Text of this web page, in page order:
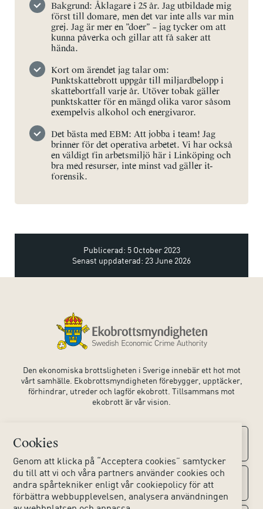
Cookies
Genom att klicka på “Acceptera cookies” samtycker
du till att vi och våra partners använder cookies och
andra spårtekniker enligt vår cookiepolicy för att
förbättra webbupplevelsen, analysera användningen
Bakgrund: Åklagare i 25 år. Jag utbildade mig
först till domare, men det var inte alls var min
grej. Jag är mer en ”doer” – jag tycker om att
kunna påverka och gillar att få saker att
hända.
Kort om ärendet jag talar om:
Punktskattebrott uppgår till miljardbelopp i
skattebortfall varje år. Utöver tobak gäller
punktskatter för en mängd olika varor såsom
exempelvis alkohol och energivaror.
Det bästa med EBM: Att jobba i team! Jag
brinner för det operativa arbetet. Vi har också
en väldigt fin arbetsmiljö här i Linköping och
bra med resurser, inte minst vad gäller it-
forensik.
Publicerad: 5 October 2023
Senast uppdaterad: 23 June 2026
Den ekonomiska brottsligheten i Sverige innebär ett hot mot
vårt samhälle. Ekobrottsmyndigheten förebygger, upptäcker,
förhindrar, utreder och lagför ekobrott. Tillsammans mot
ekobrott är vår vision.
Kontaktuppgifter
Kontakta oss
Om webbplatsen